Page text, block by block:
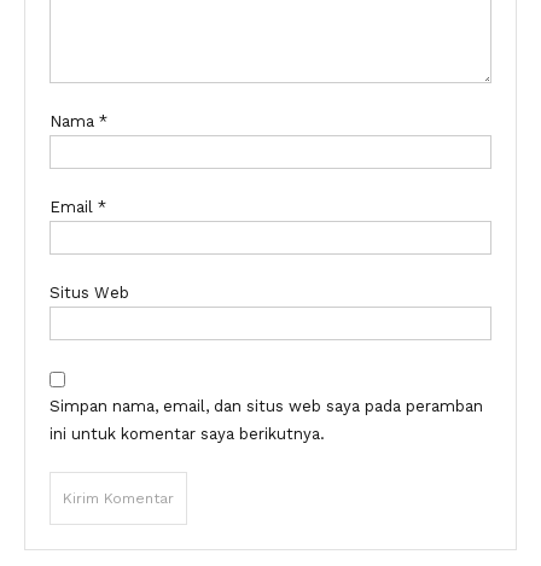
Nama *
Email *
Situs Web
Simpan nama, email, dan situs web saya pada peramban
ini untuk komentar saya berikutnya.